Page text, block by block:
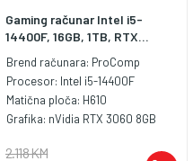
Gaming računar Intel i5-
14400F, 16GB, 1TB, RTX...
Brend računara: ProComp
Procesor: Intel i5-14400F
Matična ploča: H610
Grafika: nVidia RTX 3060 8GB
2.118 KM